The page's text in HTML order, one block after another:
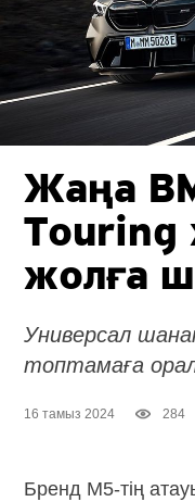
Жаңа
Touring
жолға
Универсал
топтамаға
16 тамыз 2024 284
Бренд M5-тің